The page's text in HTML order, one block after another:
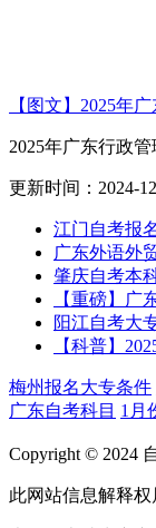
【图文】2025年
2025年广东行政
更新时间：2024-
江门自考报
广东外语外
肇庆自考本
【重磅】广
阳江自考大
【科普】
梅州报名大专条件
广东自考科目 1月
Copyright © 2024
此网站信息解释